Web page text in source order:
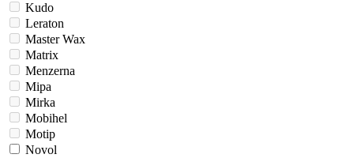
Kudo
Leraton
Master Wax
Matrix
Menzerna
Mipa
Mirka
Mobihel
Motip
Novol